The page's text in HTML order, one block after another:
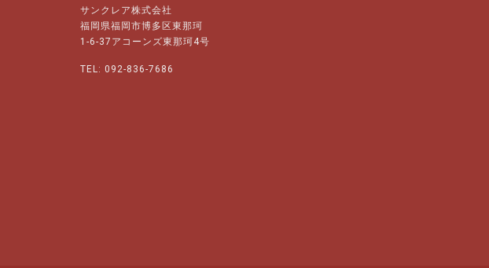
サンクレア株式会社
福岡県福岡市博多区東那珂
1-6-37アコーンズ東那珂4号
TEL: 092-836-7686